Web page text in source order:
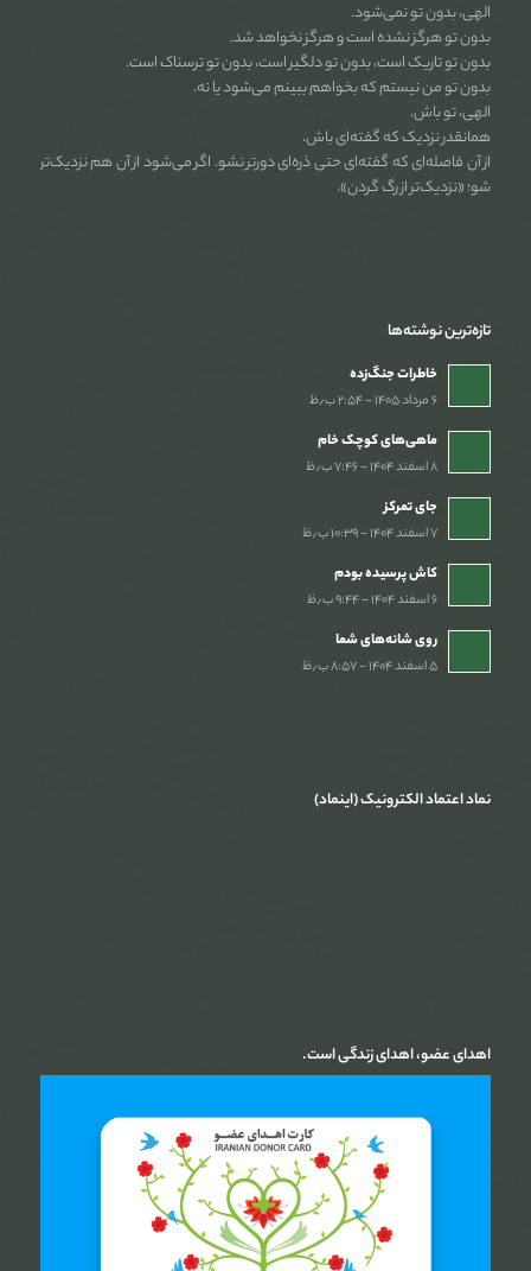
الهی، بدون تو نمی‌شود.
بدون تو هرگز نشده است و هرگز نخواهد شد.
بدون تو تاریک است، بدون تو دلگیر است، بدون تو ترسناک است.
بدون تو من نیستم که بخواهم ببینم می‌شود یا نه.
الهی، تو باش.
همانقدر نزدیک که گفته‌ای باش.
از آن فاصله‌ای که گفته‌ای حتی ذره‌ای دورتر نشو. اگر می‌شود از آن هم نزدیک‌تر
شو؛ «نزدیک‌تر از رگ گردن».
تازه‌ترین نوشته‌ها
خاطرات جنگ‌‌زده
۶ مرداد ۱۴۰۵ - ۲:۵۴ ب٫ظ
ماهی‌های کوچک خام
۸ اسفند ۱۴۰۴ - ۷:۴۶ ب٫ظ
جای تمرکز
۷ اسفند ۱۴۰۴ - ۱۰:۳۹ ب٫ظ
کاش پرسیده بودم
۶ اسفند ۱۴۰۴ - ۹:۴۴ ب٫ظ
روی شانه‌های شما
۵ اسفند ۱۴۰۴ - ۸:۵۷ ب٫ظ
نماد اعتماد الکترونیک (اینماد)
اهدای عضو، اهدای زندگی است.